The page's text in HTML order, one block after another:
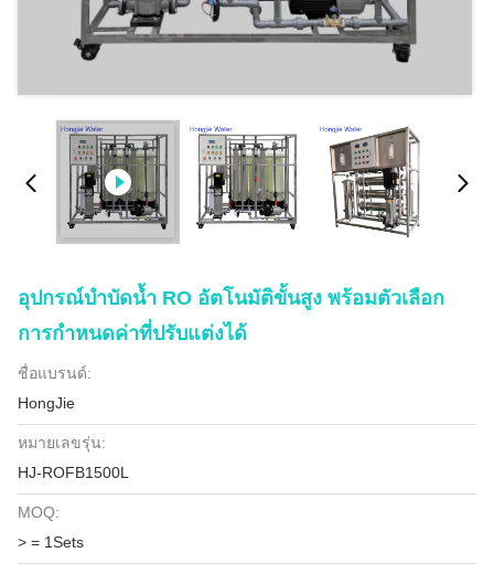
อุปกรณ์บำบัดน้ำ RO อัตโนมัติขั้นสูง พร้อมตัวเลือก
การกำหนดค่าที่ปรับแต่งได้
ชื่อแบรนด์:
HongJie
หมายเลขรุ่น:
HJ-ROFB1500L
MOQ:
> = 1Sets